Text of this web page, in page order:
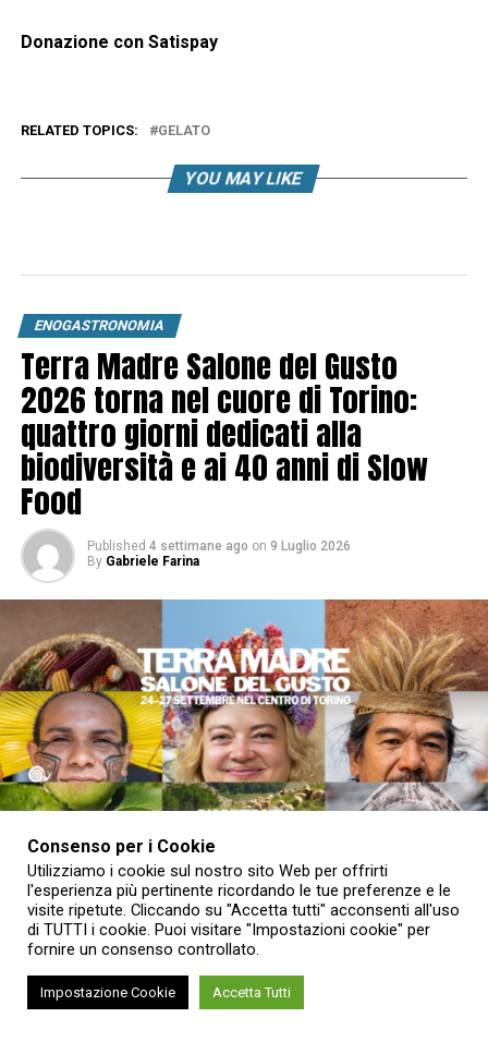
Donazione con Satispay
RELATED TOPICS: GELATO
YOU MAY LIKE
ENOGASTRONOMIA
Terra Madre Salone del Gusto
2026 torna nel cuore di Torino:
quattro giorni dedicati alla
biodiversità e ai 40 anni di Slow
Food
Published 4 settimane ago on 9 Luglio 2026
By Gabriele Farina
tornerà a trasformarsi nella capitale mondiale del cibo
Consenso per i Cookie
Utilizziamo i cookie sul nostro sito Web per offrirti
l'esperienza più pertinente ricordando le tue preferenze e le
visite ripetute. Cliccando su "Accetta tutti" acconsenti all'uso
di TUTTI i cookie. Puoi visitare "Impostazioni cookie" per
fornire un consenso controllato.
Impostazione Cookie Accetta Tutti